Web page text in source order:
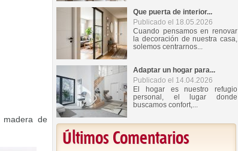
de
Que puerta de interior...
Publicado el 18.05.2026
Cuando pensamos en renovar
la decoración de nuestra casa,
solemos centrarnos...
Adaptar un hogar para...
Publicado el 14.04.2026
El hogar es nuestro refugio
personal, el lugar donde
buscamos confort,...
Últimos Comentarios